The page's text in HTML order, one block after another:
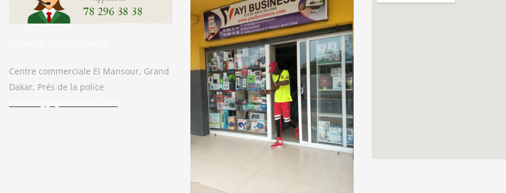
Centre commerciale El Mansour, Grand
Dakar, Prés de la police
Bonjour. En quoi puis-je vous aider ?